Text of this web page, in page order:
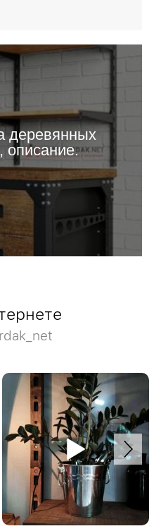
деревянных
описание.
Деревянная модульная полка в
систему стеллажей Woody.
#деревяннаямебель